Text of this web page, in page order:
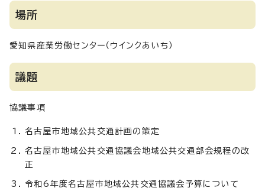
場所
愛知県産業労働センター（ウインクあいち）
議題
協議事項
名古屋市地域公共交通計画の策定
名古屋市地域公共交通協議会地域公共交通部会規程の改
正
令和6年度名古屋市地域公共交通協議会予算について